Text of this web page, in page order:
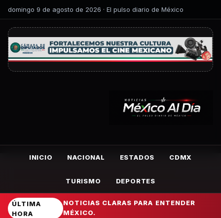
domingo 9 de agosto de 2026 · El pulso diario de México
INICIO NACIONAL ESTADOS CDMX
TURISMO DEPORTES
ÚLTIMA
HORA
NOTICIAS CLARAS PARA ENTENDER
MÉXICO.